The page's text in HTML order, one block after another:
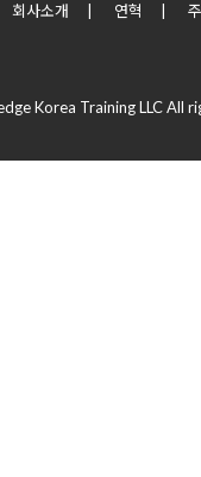
회사소개 연혁
Korea Training LLC All